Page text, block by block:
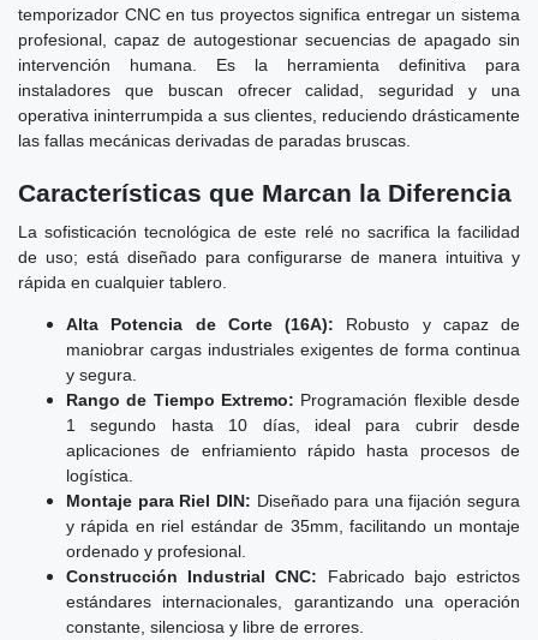
temporizador CNC en tus proyectos significa entregar un sistema
profesional, capaz de autogestionar secuencias de apagado sin
intervención humana. Es la herramienta definitiva para
instaladores que buscan ofrecer calidad, seguridad y una
operativa ininterrumpida a sus clientes, reduciendo drásticamente
las fallas mecánicas derivadas de paradas bruscas.
Características que Marcan la Diferencia
La sofisticación tecnológica de este relé no sacrifica la facilidad
de uso; está diseñado para configurarse de manera intuitiva y
rápida en cualquier tablero.
Alta Potencia de Corte (16A): Robusto y capaz de
maniobrar cargas industriales exigentes de forma continua
y segura.
Rango de Tiempo Extremo: Programación flexible desde
1 segundo hasta 10 días, ideal para cubrir desde
aplicaciones de enfriamiento rápido hasta procesos de
logística.
Montaje para Riel DIN: Diseñado para una fijación segura
y rápida en riel estándar de 35mm, facilitando un montaje
ordenado y profesional.
Construcción Industrial CNC: Fabricado bajo estrictos
estándares internacionales, garantizando una operación
constante, silenciosa y libre de errores.